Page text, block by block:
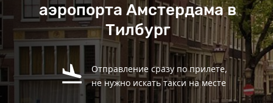
аэропорта Амстердама в
Тилбург
Отправление сразу по прилете,
не нужно искать такси на месте